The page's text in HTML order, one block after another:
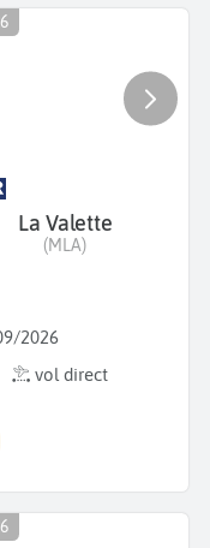
La Valette
(MLA)
2026
vol direct